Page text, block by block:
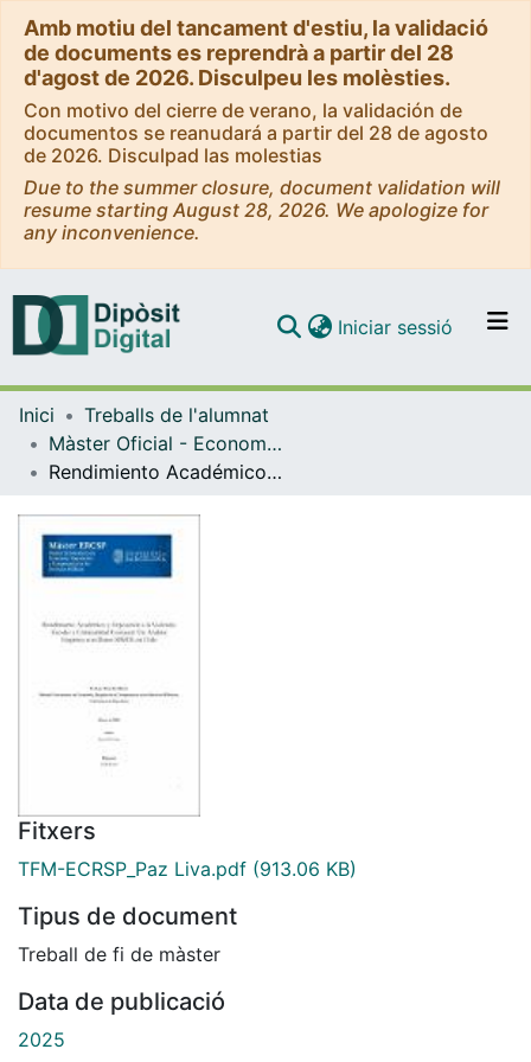
Amb motiu del tancament d'estiu, la validació
de documents es reprendrà a partir del 28
d'agost de 2026. Disculpeu les molèsties.
Con motivo del cierre de verano, la validación de
documentos se reanudará a partir del 28 de agosto
de 2026. Disculpad las molestias
Due to the summer closure, document validation will
resume starting August 28, 2026. We apologize for
any inconvenience.
Navega per tot el DD
Iniciar sessió (current)
Inici
Treballs de l'alumnat
Màster Oficial - Economia, Regulació i Competència als Serveis Públics (ERCSP)
Rendimiento Académico y Exposición a la Violencia Escolar y Criminalidad Comunal: Un Análisis Empírico con Datos SIMCE en Chile
Fitxers
TFM-ECRSP_Paz Liva.pdf (913.06 KB)
Tipus de document
Treball de fi de màster
Data de publicació
2025